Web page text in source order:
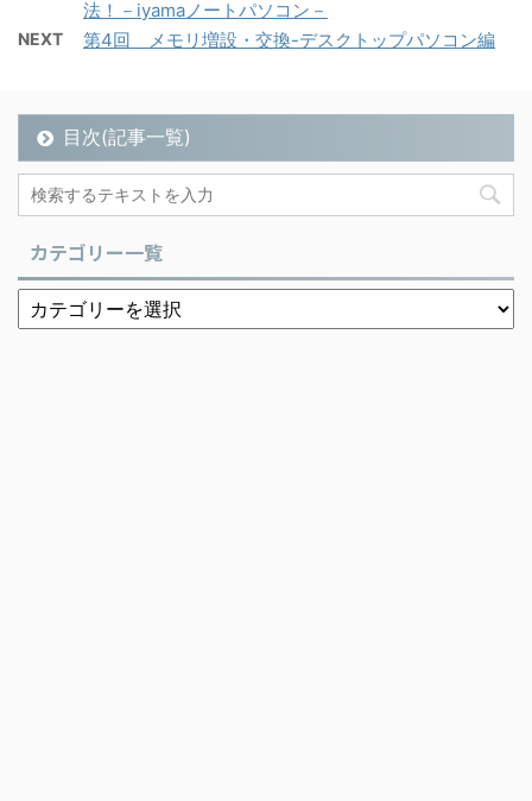
法！－iyamaノートパソコン－
NEXT 第4回 メモリ増設・交換-デスクトップパソコン編
目次(記事一覧)
カテゴリー一覧